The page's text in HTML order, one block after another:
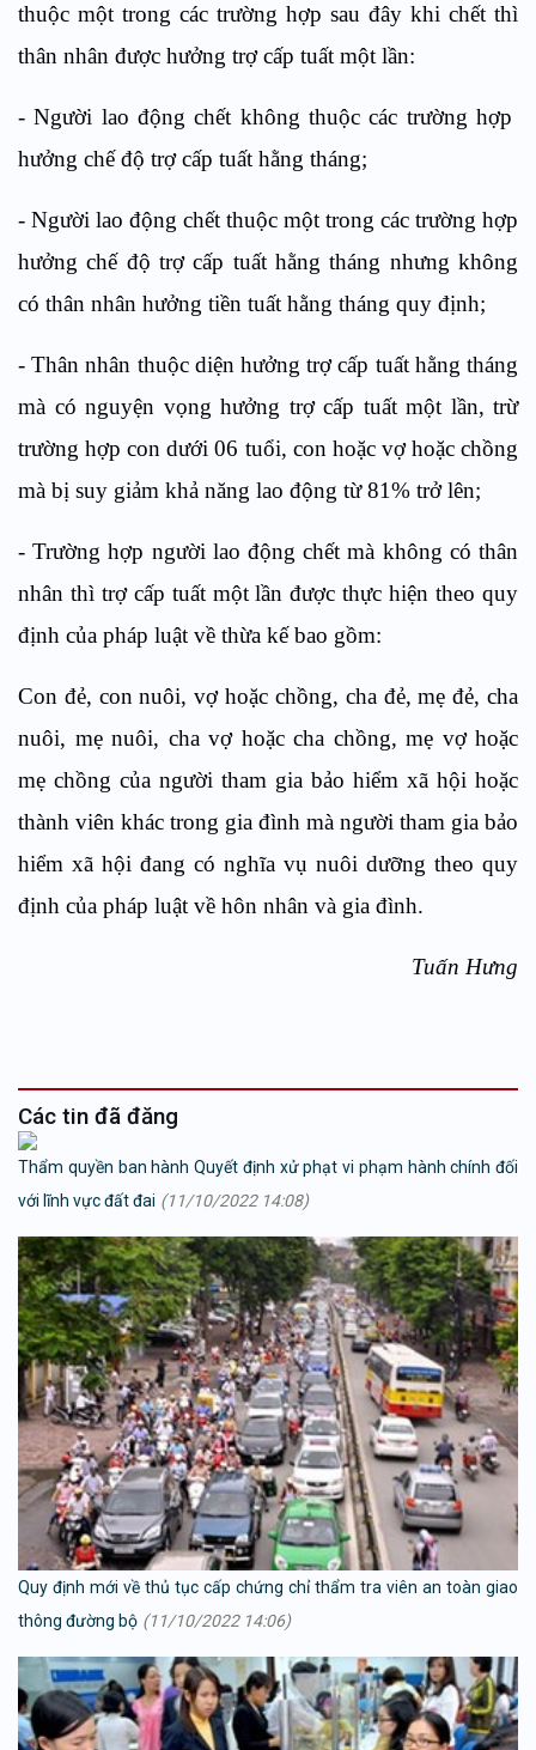
thuộc một trong các trường hợp sau đây khi chết thì
thân nhân được hưởng trợ cấp tuất một lần:
- Người lao động chết không thuộc các trường hợp
hưởng chế độ trợ cấp tuất hằng tháng;
- Người lao động chết thuộc một trong các trường hợp
hưởng chế độ trợ cấp tuất hằng tháng nhưng không
có thân nhân hưởng tiền tuất hằng tháng quy định;
- Thân nhân thuộc diện hưởng trợ cấp tuất hằng tháng
mà có nguyện vọng hưởng trợ cấp tuất một lần, trừ
trường hợp con dưới 06 tuổi, con hoặc vợ hoặc chồng
mà bị suy giảm khả năng lao động từ 81% trở lên;
- Trường hợp người lao động chết mà không có thân
nhân thì trợ cấp tuất một lần được thực hiện theo quy
định của pháp luật về thừa kế bao gồm:
Con đẻ, con nuôi, vợ hoặc chồng, cha đẻ, mẹ đẻ, cha
nuôi, mẹ nuôi, cha vợ hoặc cha chồng, mẹ vợ hoặc
mẹ chồng của người tham gia bảo hiểm xã hội hoặc
thành viên khác trong gia đình mà người tham gia bảo
hiểm xã hội đang có nghĩa vụ nuôi dưỡng theo quy
định của pháp luật về hôn nhân và gia đình.
Tuấn Hưng
Các tin đã đăng
Thẩm quyền ban hành Quyết định xử phạt vi phạm hành chính đối
với lĩnh vực đất đai (11/10/2022 14:08)
Quy định mới về thủ tục cấp chứng chỉ thẩm tra viên an toàn giao
thông đường bộ (11/10/2022 14:06)